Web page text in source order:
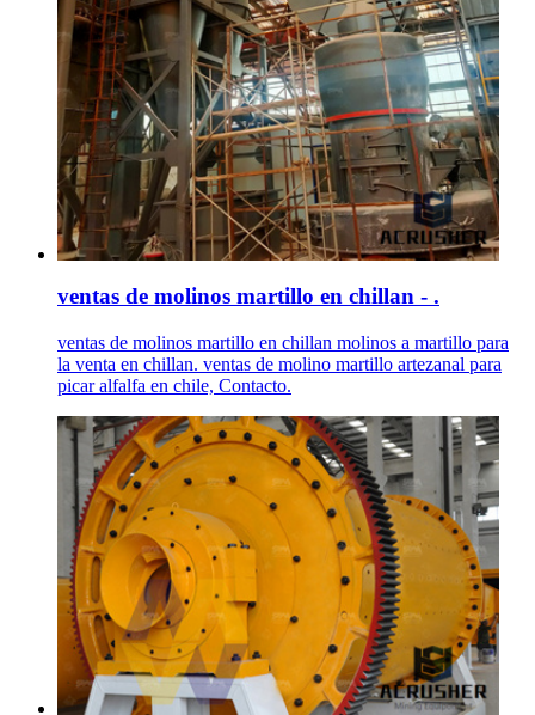
ventas de molinos martillo en chillan - .
ventas de molinos martillo en chillan molinos a martillo para
la venta en chillan. ventas de molino martillo artezanal para
picar alfalfa en chile, Contacto.